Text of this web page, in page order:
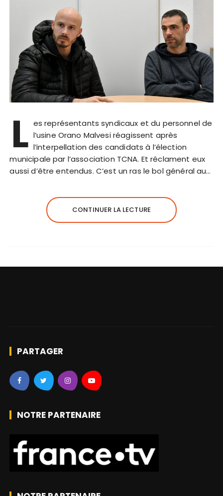
L es représentants syndicaux et du personnel de
l’usine Orano Malvesi réagissent après
l’interpellation des candidats à l’élection
municipale par l’association TCNA. Et réclament eux
aussi d’être entendus. C’est un ras le bol général au…
CONTINUER LA LECTURE
PARTAGER
NOTRE PARTENAIRE